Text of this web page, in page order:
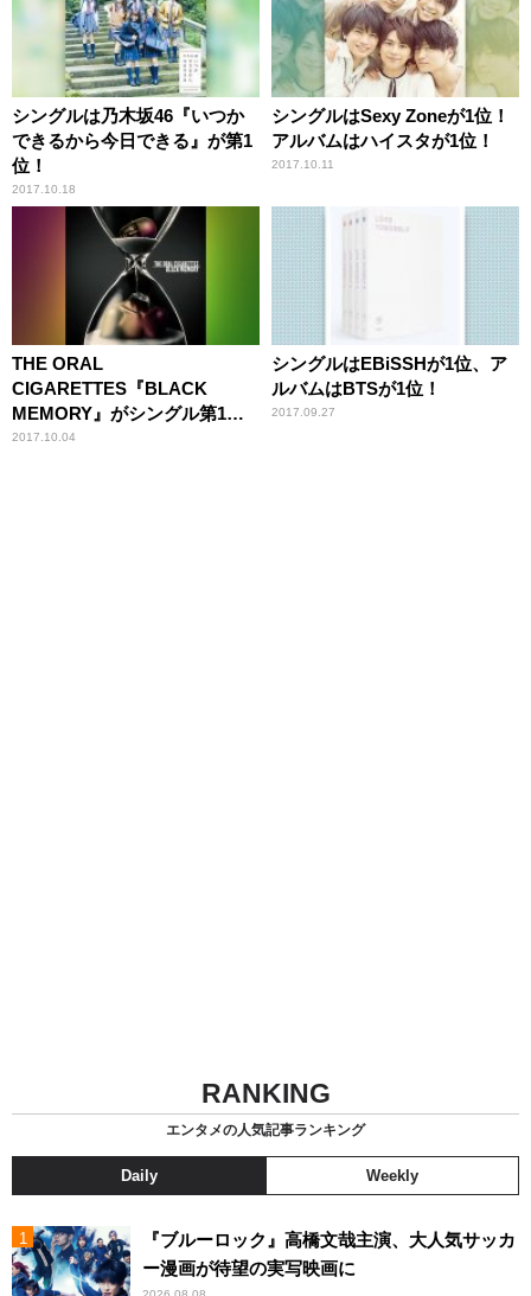
シングルは乃木坂46『いつか
できるから今日できる』が第1
位！
2017.10.18
シングルはSexy Zoneが1位！
アルバムはハイスタが1位！
2017.10.11
THE ORAL
CIGARETTES『BLACK
MEMORY』がシングル第1
位！
2017.10.04
シングルはEBiSSHが1位、ア
ルバムはBTSが1位！
2017.09.27
RANKING
エンタメの人気記事ランキング
Daily Weekly
『ブルーロック』高橋文哉主演、大人気サッカ
ー漫画が待望の実写映画に